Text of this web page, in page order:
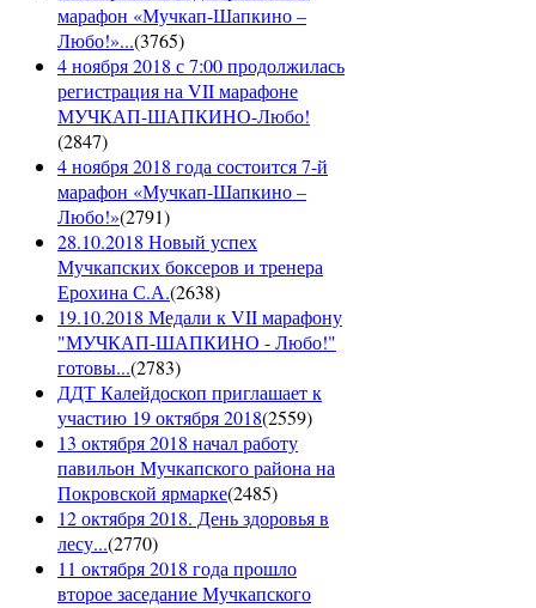
марафон «Мучкап-Шапкино –
Любо!»...(3765)
4 ноября 2018 с 7:00 продолжилась
регистрация на VII марафоне
МУЧКАП-ШАПКИНО-Любо!
(2847)
4 ноября 2018 года состоится 7-й
марафон «Мучкап-Шапкино –
Любо!»(2791)
28.10.2018 Новый успех
Мучкапских боксеров и тренера
Ерохина С.А.(2638)
19.10.2018 Медали к VII марафону
"МУЧКАП-ШАПКИНО - Любо!"
готовы...(2783)
ДДТ Калейдоскоп приглашает к
участию 19 октября 2018(2559)
13 октября 2018 начал работу
павильон Мучкапского района на
Покровской ярмарке(2485)
12 октября 2018. День здоровья в
лесу...(2770)
11 октября 2018 года прошло
второе заседание Мучкапского